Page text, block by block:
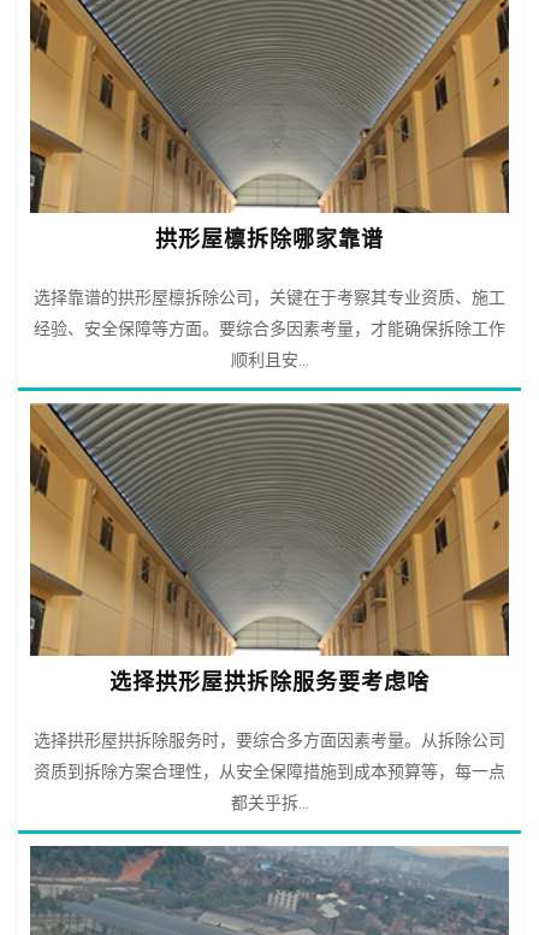
拱形屋檩拆除哪家靠谱
选择靠谱的拱形屋檩拆除公司，关键在于考察其专业资质、施工
经验、安全保障等方面。要综合多因素考量，才能确保拆除工作
顺利且安...
选择拱形屋拱拆除服务要考虑啥
选择拱形屋拱拆除服务时，要综合多方面因素考量。从拆除公司
资质到拆除方案合理性，从安全保障措施到成本预算等，每一点
都关乎拆...